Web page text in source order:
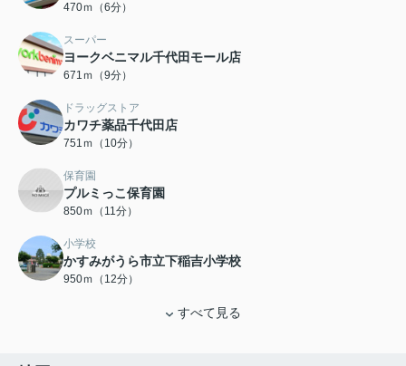
470ｍ（6分）
スーパー
ヨークベニマル千代田モール店
671ｍ（9分）
ドラッグストア
カワチ薬品千代田店
751ｍ（10分）
保育園
プルミっこ保育園
850ｍ（11分）
小学校
かすみがうら市立下稲吉小学校
950ｍ（12分）
すべて見る